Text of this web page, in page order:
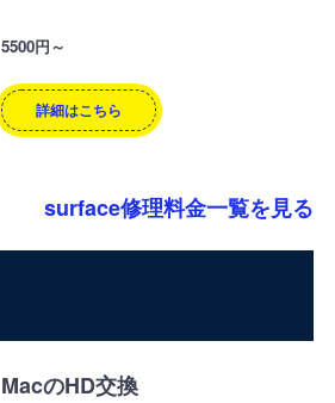
5500円～
詳細はこちら
surface修理料金一覧を見る
MacのHD交換